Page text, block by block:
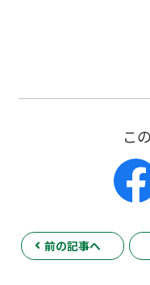
こ
前の記事へ